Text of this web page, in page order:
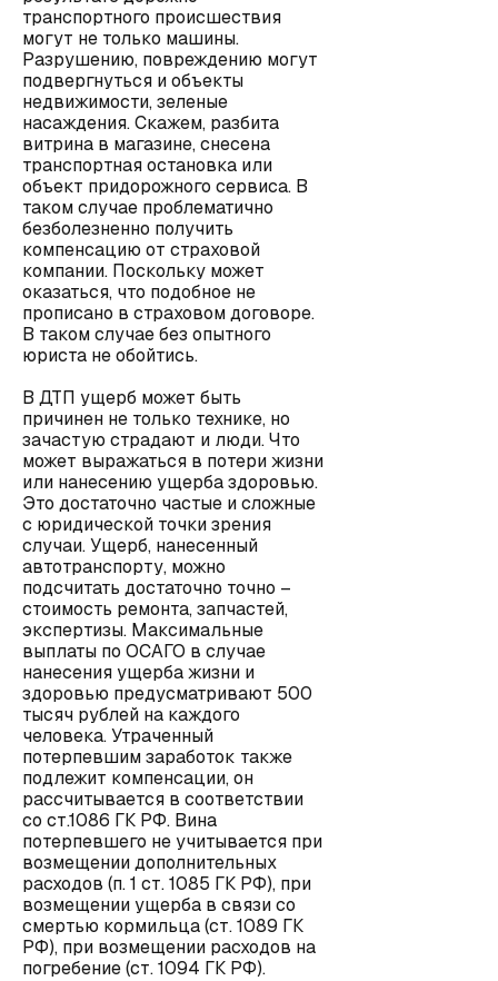
транспортного происшествия
могут не только машины.
Разрушению, повреждению могут
подвергнуться и объекты
недвижимости, зеленые
насаждения. Скажем, разбита
витрина в магазине, снесена
транспортная остановка или
объект придорожного сервиса. В
таком случае проблематично
безболезненно получить
компенсацию от страховой
компании. Поскольку может
оказаться, что подобное не
прописано в страховом договоре.
В таком случае без опытного
юриста не обойтись.
В ДТП ущерб может быть
причинен не только технике, но
зачастую страдают и люди. Что
может выражаться в потери жизни
или нанесению ущерба здоровью.
Это достаточно частые и сложные
с юридической точки зрения
случаи. Ущерб, нанесенный
автотранспорту, можно
подсчитать достаточно точно –
стоимость ремонта, запчастей,
экспертизы. Максимальные
выплаты по ОСАГО в случае
нанесения ущерба жизни и
здоровью предусматривают 500
тысяч рублей на каждого
человека. Утраченный
потерпевшим заработок также
подлежит компенсации, он
рассчитывается в соответствии
со ст.1086 ГК РФ. Вина
потерпевшего не учитывается при
возмещении дополнительных
расходов (п. 1 ст. 1085 ГК РФ), при
возмещении ущерба в связи со
смертью кормильца (ст. 1089 ГК
РФ), при возмещении расходов на
погребение (ст. 1094 ГК РФ).